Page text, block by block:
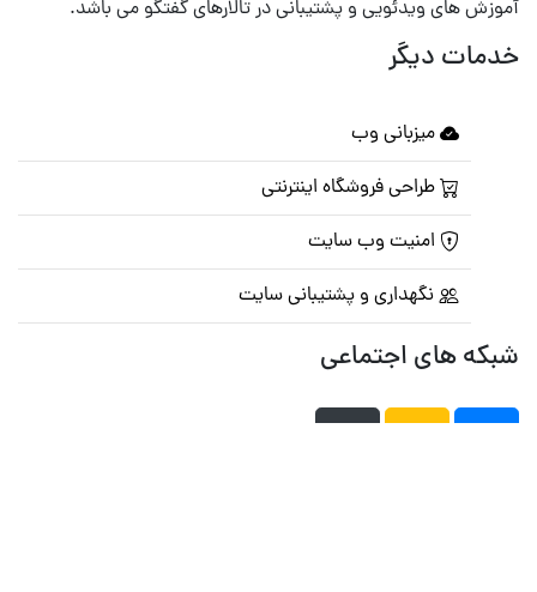
آموزش های ویدئویی و پشتیبانی در تالارهای گفتگو می باشد.
خدمات دیگر
میزبانی وب
طراحی فروشگاه اینترنتی
امنیت وب سایت
نگهداری و پشتیبانی سایت
شبکه های اجتماعی